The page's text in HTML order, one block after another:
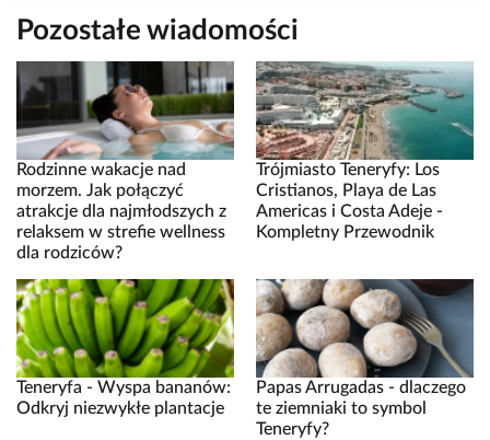
Pozostałe wiadomości
Rodzinne wakacje nad
morzem. Jak połączyć
atrakcje dla najmłodszych z
relaksem w strefie wellness
dla rodziców?
Trójmiasto Teneryfy: Los
Cristianos, Playa de Las
Americas i Costa Adeje -
Kompletny Przewodnik
Teneryfa - Wyspa bananów:
Odkryj niezwykłe plantacje
Papas Arrugadas - dlaczego
te ziemniaki to symbol
Teneryfy?